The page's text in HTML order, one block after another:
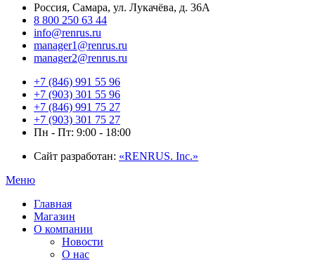
Россия, Самара, ул. Лукачёва, д. 36А
8 800 250 63 44
info@renrus.ru
manager1@renrus.ru
manager2@renrus.ru
+7 (846) 991 55 96
+7 (903) 301 55 96
+7 (846) 991 75 27
+7 (903) 301 75 27
Пн - Пт: 9:00 - 18:00
Сайт разработан: «RENRUS. Inc.»
Меню
Главная
Магазин
О компании
Новости
О нас